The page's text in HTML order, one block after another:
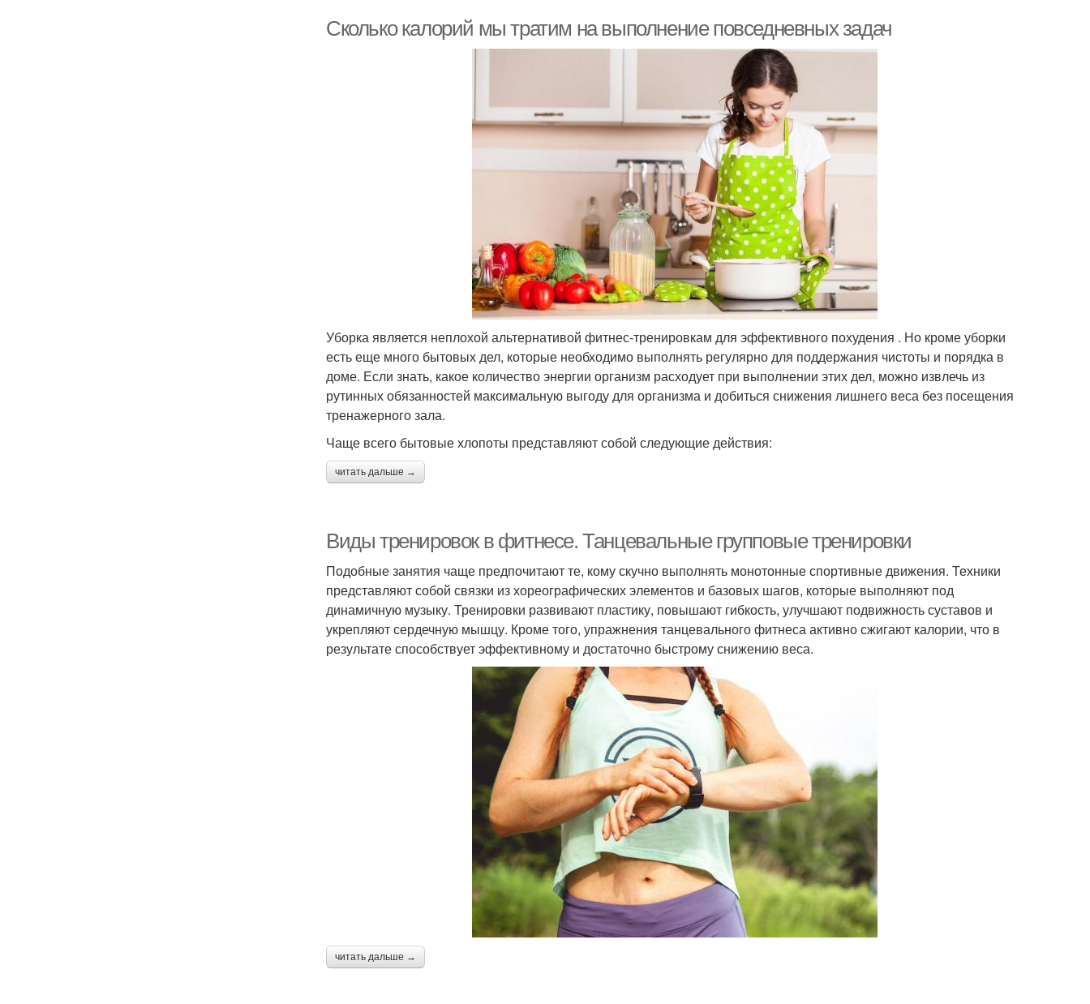
Сколько калорий мы тратим на выполнение повседневных задач
Уборка является неплохой альтернативой фитнес-тренировкам для эффективного похудения . Но кроме уборки
есть еще много бытовых дел, которые необходимо выполнять регулярно для поддержания чистоты и порядка в
доме. Если знать, какое количество энергии организм расходует при выполнении этих дел, можно извлечь из
рутинных обязанностей максимальную выгоду для организма и добиться снижения лишнего веса без посещения
тренажерного зала.
Чаще всего бытовые хлопоты представляют собой следующие действия:
читать дальше →
Виды тренировок в фитнесе. Танцевальные групповые тренировки
Подобные занятия чаще предпочитают те, кому скучно выполнять монотонные спортивные движения. Техники
представляют собой связки из хореографических элементов и базовых шагов, которые выполняют под
динамичную музыку. Тренировки развивают пластику, повышают гибкость, улучшают подвижность суставов и
укрепляют сердечную мышцу. Кроме того, упражнения танцевального фитнеса активно сжигают калории, что в
результате способствует эффективному и достаточно быстрому снижению веса.
читать дальше →